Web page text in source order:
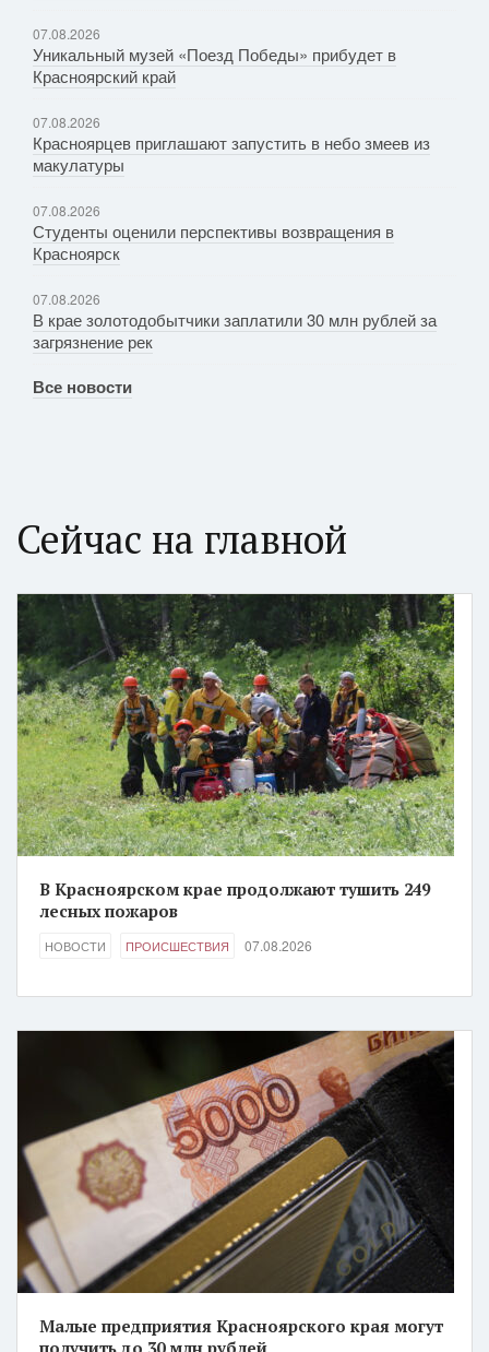
07.08.2026
Уникальный музей «Поезд Победы» прибудет в
Красноярский край
07.08.2026
Красноярцев приглашают запустить в небо змеев из
макулатуры
07.08.2026
Студенты оценили перспективы возвращения в
Красноярск
07.08.2026
В крае золотодобытчики заплатили 30 млн рублей за
загрязнение рек
Все новости
Сейчас на главной
В Красноярском крае продолжают тушить 249
лесных пожаров
НОВОСТИ ПРОИСШЕСТВИЯ 07.08.2026
Малые предприятия Красноярского края могут
получить до 30 млн рублей